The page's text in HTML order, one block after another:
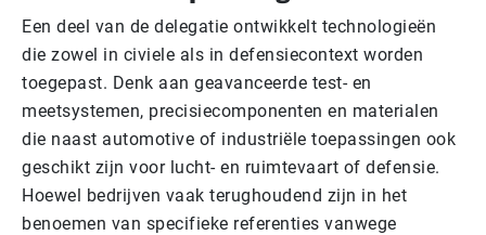
Een deel van de delegatie ontwikkelt technologieën
die zowel in civiele als in defensiecontext worden
toegepast. Denk aan geavanceerde test- en
meetsystemen, precisiecomponenten en materialen
die naast automotive of industriële toepassingen ook
geschikt zijn voor lucht- en ruimtevaart of defensie.
Hoewel bedrijven vaak terughoudend zijn in het
benoemen van specifieke referenties vanwege